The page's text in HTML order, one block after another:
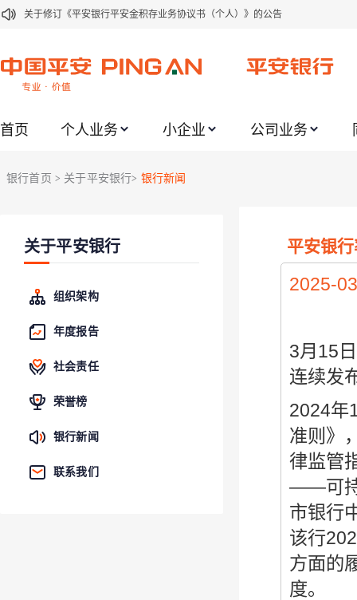
关于修订《平安银行平安金积存业务协议书（个人）》的公告
关于2021年劳动节期间代理贵金属业务风险提示的通知
关于加强代理贵金属业务风险防范的提示
关于进一步加强代理贵金属业务风险防范的提示
关于平安银行电子版信用卡更名为平安银行数字信用卡的公告
首页 个人业务 小企业 公司业务
银行首页 > 关于平安银行> 银行新闻
关于平安银行
组织架构
年度报告
社会责任
荣誉榜
银行新闻
联系我们
平安银
2025-
3月15
连续发
2024年
准则》
律监管
——可持
市银行
该行
方面的
度。